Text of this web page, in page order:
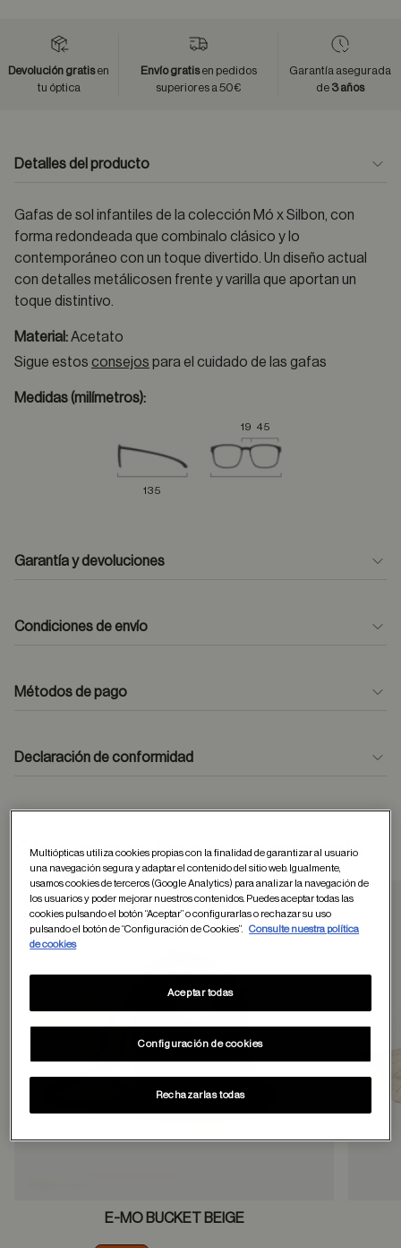
Devolución gratisen
tu óptica
Envío gratisen pedidos
superiores a 50€
Garantía asegurada
de 3 años
Detalles del producto
Gafas de sol infantiles de la colección Mó x Silbon, con
forma redondeada que combinalo clásico y lo
contemporáneo con un toque divertido. Un diseño actual
con detalles metálicosen frente y varilla que aportan un
toque distintivo.
Material:Acetato
Sigue estos consejos para el cuidado de las gafas
Medidas (milímetros):
19 45
135
Garantía y devoluciones
Condiciones de envío
Métodos de pago
Declaración de conformidad
Otros usuarios tambien han comprado
Guardar en
E-MO BUCKET BEIGE
Multiópticas utiliza cookies propias con la finalidad de garantizar al usuario
una navegación segura y adaptar el contenido del sitio web. Igualmente,
usamos cookies de terceros (Google Analytics) para analizar la navegación de
los usuarios y poder mejorar nuestros contenidos. Puedes aceptar todas las
cookies pulsando el botón “Aceptar” o configurarlas o rechazar su uso
pulsando el botón de “Configuración de Cookies”.
Consulte nuestra política
de cookies
Configuración de cookies
Rechazarlas todas
Aceptar todas